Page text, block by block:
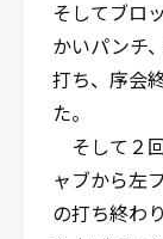
そしてブロ
かいパンチ
打ち、序会
た。
そして２
ャブから左
の打ち終わ